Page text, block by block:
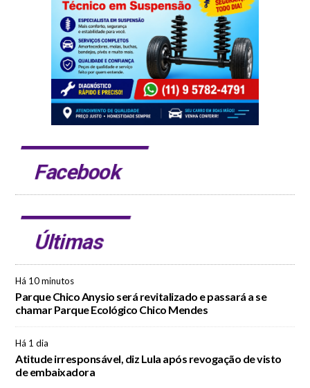
Facebook
Últimas
Há 10 minutos
Parque Chico Anysio será revitalizado e passará a se
chamar Parque Ecológico Chico Mendes
Há 1 dia
Atitude irresponsável, diz Lula após revogação de visto
de embaixadora